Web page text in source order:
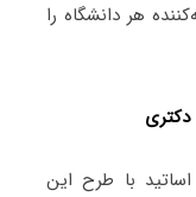
هر دانشگاه را
اساتید با طرح این